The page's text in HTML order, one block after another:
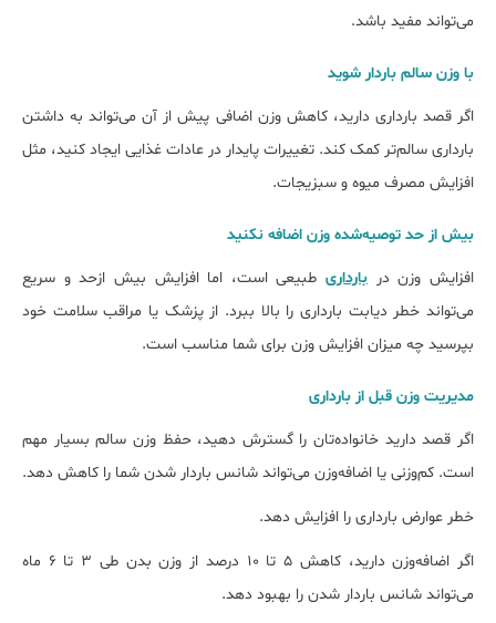
می‌تواند مفید باشد.
با وزن سالم باردار شوید
اگر قصد بارداری دارید، کاهش وزن اضافی پیش از آن می‌تواند به داشتن
بارداری سالم‌تر کمک کند. تغییرات پایدار در عادات غذایی ایجاد کنید، مثل
افزایش مصرف میوه و سبزیجات.
بیش از حد توصیه‌شده وزن اضافه نکنید
افزایش وزن در بارداریطبیعی است، اما افزایش بیش‌ ازحد و سریع
می‌تواند خطر دیابت بارداری را بالا ببرد. از پزشک یا مراقب سلامت خود
بپرسید چه میزان افزایش وزن برای شما مناسب است.
مدیریت وزن قبل از بارداری
اگر قصد دارید خانواده‌تان را گسترش دهید، حفظ وزن سالم بسیار مهم
است. کم‌وزنی یا اضافه‌وزن می‌تواند شانس باردار شدن شما را کاهش دهد.
خطر عوارض بارداری را افزایش دهد.
اگر اضافه‌وزن دارید، کاهش ۵ تا ۱۰ درصد از وزن بدن طی ۳ تا ۶ ماه
می‌تواند شانس باردار شدن را بهبود دهد.